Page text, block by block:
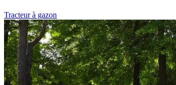
Tracteur à gazon